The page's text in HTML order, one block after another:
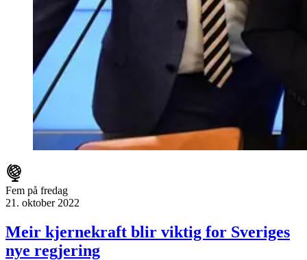
Fem på fredag
21. oktober 2022
Meir kjernekraft blir viktig for Sveriges
nye regjering